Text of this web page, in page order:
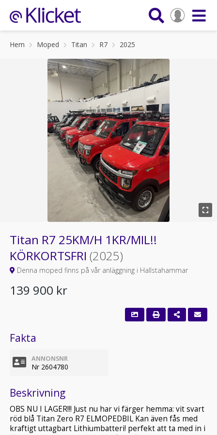
Hem Moped Titan R7 2025
Titan R7 25KM/H 1KR/MIL!!
KÖRKORTSFRI (2025)
Denna moped finns på vår anläggning i Hallstahammar
139 900 kr
Fakta
ANNONSNR
Nr 2604780
Beskrivning
OBS NU I LAGER!!! Just nu har vi färger hemma: vit svart
röd blå Titan Zero R7 ELMOPEDBIL Kan även fås med
kraftigt uttagbart Lithiumbatteri! perfekt att ta med in i